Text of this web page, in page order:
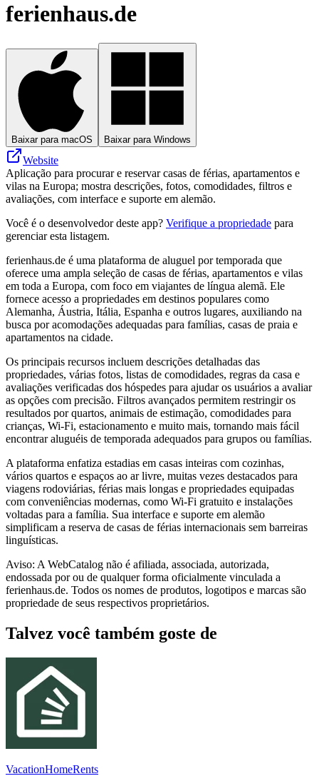
ferienhaus.de
Baixar para macOS Baixar para Windows
Website
Aplicação para procurar e reservar casas de férias, apartamentos e
vilas na Europa; mostra descrições, fotos, comodidades, filtros e
avaliações, com interface e suporte em alemão.
Você é o desenvolvedor deste app? Verifique a propriedade para
gerenciar esta listagem.
ferienhaus.de é uma plataforma de aluguel por temporada que
oferece uma ampla seleção de casas de férias, apartamentos e vilas
em toda a Europa, com foco em viajantes de língua alemã. Ele
fornece acesso a propriedades em destinos populares como
Alemanha, Áustria, Itália, Espanha e outros lugares, auxiliando na
busca por acomodações adequadas para famílias, casas de praia e
apartamentos na cidade.
Os principais recursos incluem descrições detalhadas das
propriedades, várias fotos, listas de comodidades, regras da casa e
avaliações verificadas dos hóspedes para ajudar os usuários a avaliar
as opções com precisão. Filtros avançados permitem restringir os
resultados por quartos, animais de estimação, comodidades para
crianças, Wi-Fi, estacionamento e muito mais, tornando mais fácil
encontrar aluguéis de temporada adequados para grupos ou famílias.
A plataforma enfatiza estadias em casas inteiras com cozinhas,
vários quartos e espaços ao ar livre, muitas vezes destacados para
viagens rodoviárias, férias mais longas e propriedades equipadas
com conveniências modernas, como Wi-Fi gratuito e instalações
voltadas para a família. Sua interface e suporte em alemão
simplificam a reserva de casas de férias internacionais sem barreiras
linguísticas.
Aviso: A WebCatalog não é afiliada, associada, autorizada,
endossada por ou de qualquer forma oficialmente vinculada a
ferienhaus.de. Todos os nomes de produtos, logotipos e marcas são
propriedade de seus respectivos proprietários.
Talvez você também goste de
VacationHomeRents